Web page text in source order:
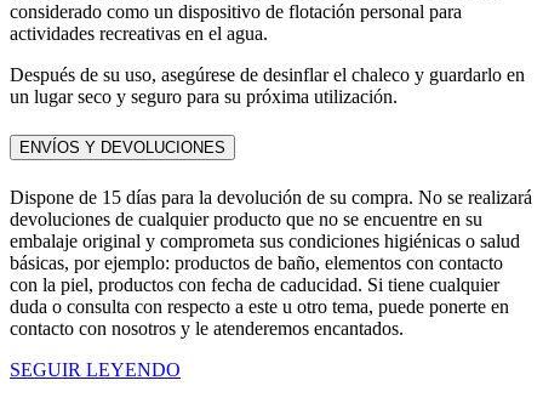
considerado como un dispositivo de flotación personal para
actividades recreativas en el agua.
Después de su uso, asegúrese de desinflar el chaleco y guardarlo en
un lugar seco y seguro para su próxima utilización.
ENVÍOS Y DEVOLUCIONES
Dispone de 15 días para la devolución de su compra. No se realizará
devoluciones de cualquier producto que no se encuentre en su
embalaje original y comprometa sus condiciones higiénicas o salud
básicas, por ejemplo: productos de baño, elementos con contacto
con la piel, productos con fecha de caducidad. Si tiene cualquier
duda o consulta con respecto a este u otro tema, puede ponerte en
contacto con nosotros y le atenderemos encantados.
SEGUIR LEYENDO